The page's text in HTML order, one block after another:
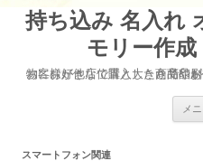
持ち込み 名入れ
モリー作
お客様が他店で購入した商品やお手元に在庫している物等お好みの物に
メ
スマートフォン関連